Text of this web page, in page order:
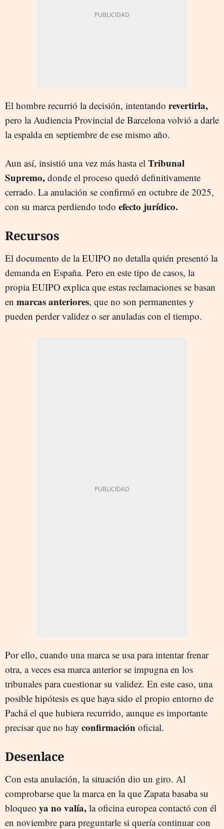
El hombre recurrió la decisión, intentando revertirla,
pero la Audiencia Provincial de Barcelona volvió a darle
la espalda en septiembre de ese mismo año.
Aun así, insistió una vez más hasta el Tribunal
Supremo, donde el proceso quedó definitivamente
cerrado. La anulación se confirmó en octubre de 2025,
con su marca perdiendo todo efecto jurídico.
Recursos
El documento de la EUIPO no detalla quién presentó la
demanda en España. Pero en este tipo de casos, la
propia EUIPO explica que estas reclamaciones se basan
en marcas anteriores, que no son permanentes y
pueden perder validez o ser anuladas con el tiempo.
Por ello, cuando una marca se usa para intentar frenar
otra, a veces esa marca anterior se impugna en los
tribunales para cuestionar su validez. En este caso, una
posible hipótesis es que haya sido el propio entorno de
Pachá el que hubiera recurrido, aunque es importante
precisar que no hay confirmación oficial.
Desenlace
Con esta anulación, la situación dio un giro. Al
comprobarse que la marca en la que Zapata basaba su
bloqueo ya no valía, la oficina europea contactó con él
en noviembre para preguntarle si quería continuar con